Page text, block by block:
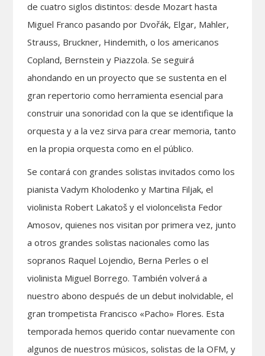
de cuatro siglos distintos: desde Mozart hasta
Miguel Franco pasando por Dvořák, Elgar, Mahler,
Strauss, Bruckner, Hindemith, o los americanos
Copland, Bernstein y Piazzola. Se seguirá
ahondando en un proyecto que se sustenta en el
gran repertorio como herramienta esencial para
construir una sonoridad con la que se identifique la
orquesta y a la vez sirva para crear memoria, tanto
en la propia orquesta como en el público.
Se contará con grandes solistas invitados como los
pianista Vadym Kholodenko y Martina Filjak, el
violinista Robert Lakatoš y el violoncelista Fedor
Amosov, quienes nos visitan por primera vez, junto
a otros grandes solistas nacionales como las
sopranos Raquel Lojendio, Berna Perles o el
violinista Miguel Borrego. También volverá a
nuestro abono después de un debut inolvidable, el
gran trompetista Francisco «Pacho» Flores. Esta
temporada hemos querido contar nuevamente con
algunos de nuestros músicos, solistas de la OFM, y